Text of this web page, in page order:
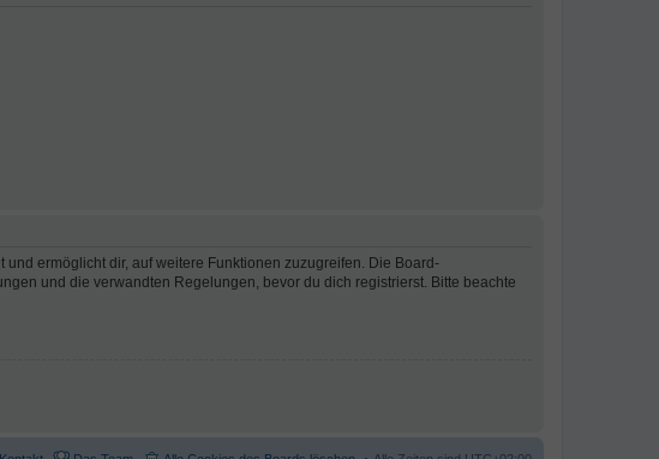
ermöglicht dir, auf weitere Funktionen zuzugreifen. Die Board-
und die verwandten Regelungen, bevor du dich registrierst. Bitte beachte